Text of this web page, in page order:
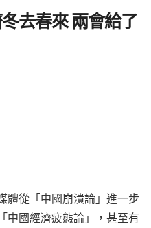
去春來 兩會給了
體從「中國崩潰論」進一步
中國經濟疲態論」，甚至有